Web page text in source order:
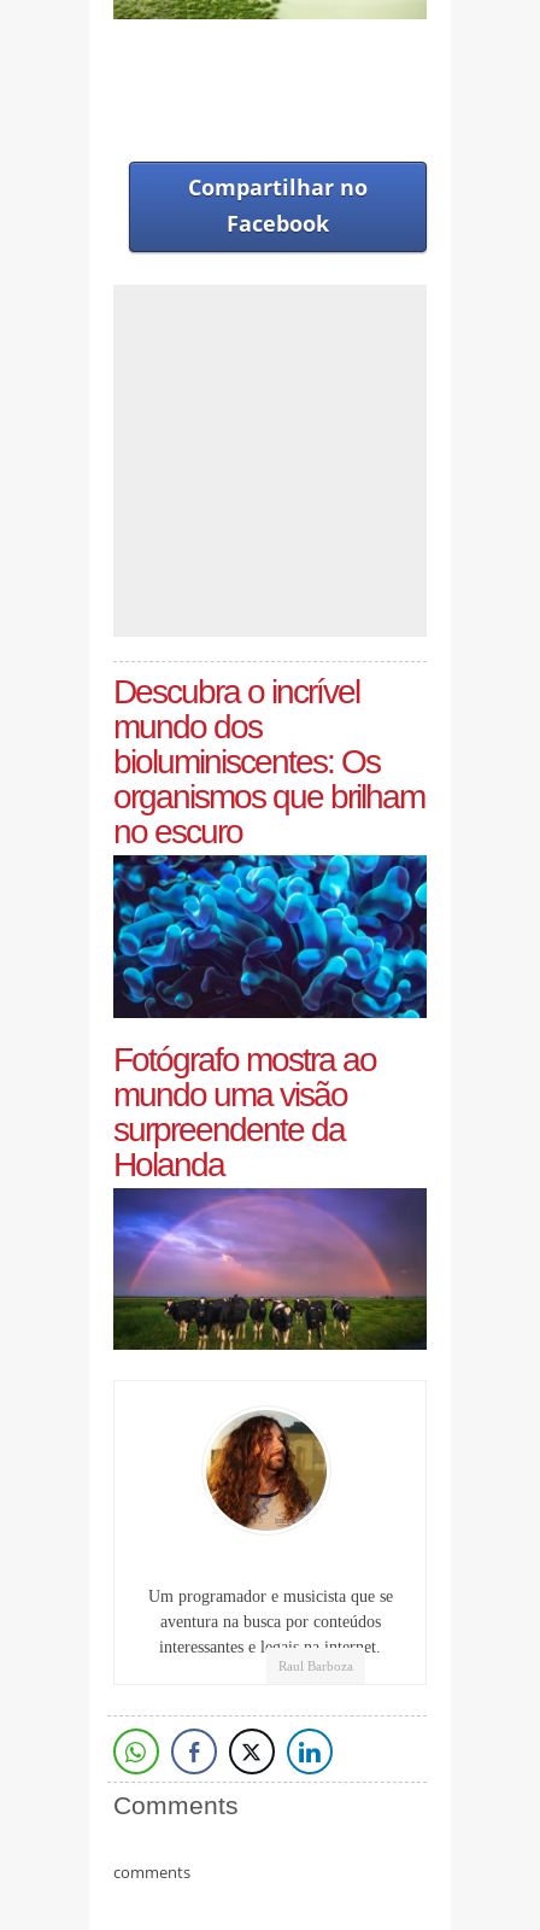
Compartilhar no
Facebook
Descubra o incrível
mundo dos
bioluminiscentes: Os
organismos que brilham
no escuro
Fotógrafo mostra ao
mundo uma visão
surpreendente da
Holanda
Raul Barboza
Um programador e musicista que se
aventura na busca por conteúdos
interessantes e legais na internet.
Comments
comments